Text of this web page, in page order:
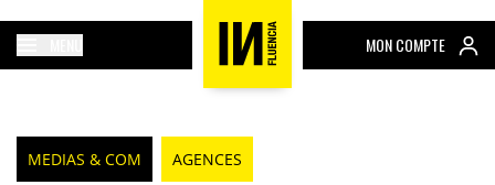
MON COMPTE
MEDIAS & COM AGENCES